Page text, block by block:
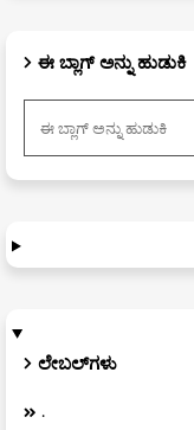
ಈ ಬ್ಲಾಗ್ ಅನ್ನು ಹುಡುಕಿ
ಲೇಬಲ್‌ಗಳು
.